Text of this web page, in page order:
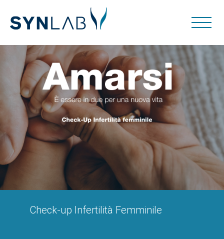
Check-up Infertilità Femminile